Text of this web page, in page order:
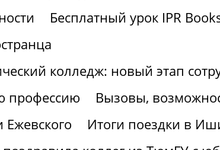
Бесплатный урок IPR
колледж: новый этап
профессию
Вызовы,
Итоги поездки в